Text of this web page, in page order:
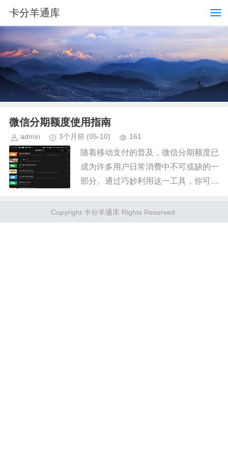
卡分羊通库
微信分期额度使用指南
admin 3个月前 (05-10) 161
随着移动支付的普及，微信分期额度已
成为许多用户日常消费中不可或缺的一
部分。通过巧妙利用这一工具，你可以
紧张的问题。首先，理解微信分期额度
的基本功能至关重要。它允许你在...
Copyright 卡分羊通库 Rights Reserved.